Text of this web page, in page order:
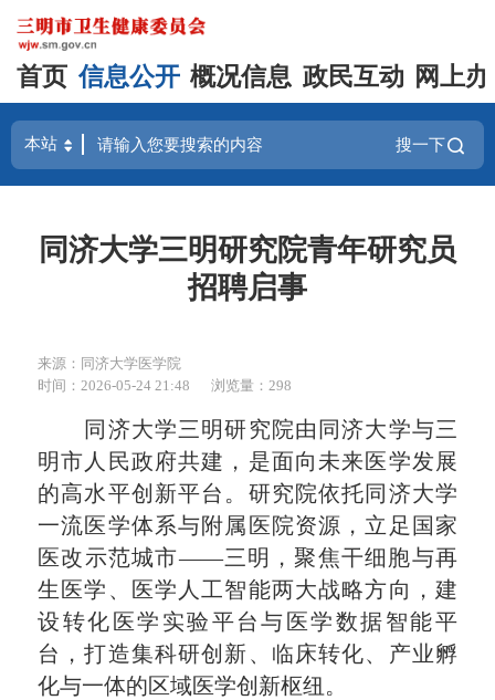
首页 信息公开 概况信息 政民互动 网上
搜一下
同济大学三明研究院青年研究员
招聘启事
来源：同济大学医学院
时间：2026-05-24 21:48
浏览量：298
同济大学三明研究院由同济大学与三
明市人民政府共建，是面向未来医学发展
的高水平创新平台。研究院依托同济大学
一流医学体系与附属医院资源，立足国家
医改示范城市——三明，聚焦干细胞与再
生医学、医学人工智能两大战略方向，建
设转化医学实验平台与 医学数据智能平
台，打造集科研创新、临床转化、产业孵
化与一体的区域医学创新枢纽。